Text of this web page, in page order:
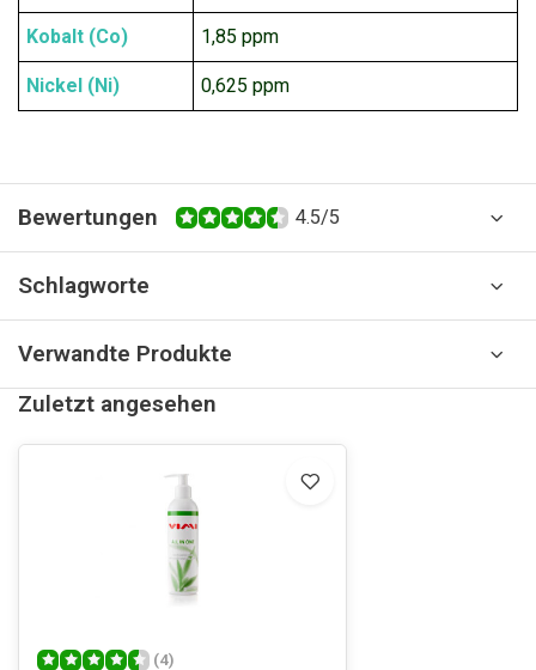
Kobalt (Co) 1,85 ppm
Nickel (Ni) 0,625 ppm
Bewertungen 4.5/5
Schlagworte
Verwandte Produkte
Zuletzt angesehen
(4)